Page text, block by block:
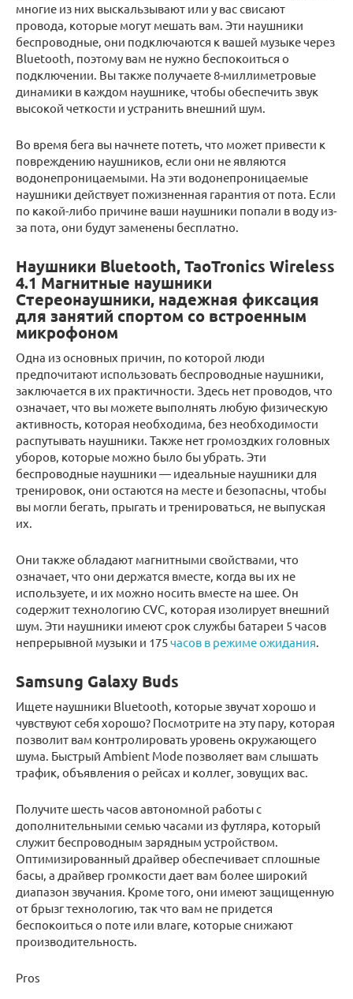
многие из них выскальзывают или у вас свисают
провода, которые могут мешать вам. Эти наушники
беспроводные, они подключаются к вашей музыке через
Bluetooth, поэтому вам не нужно беспокоиться о
подключении. Вы также получаете 8-миллиметровые
динамики в каждом наушнике, чтобы обеспечить звук
высокой четкости и устранить внешний шум.
Во время бега вы начнете потеть, что может привести к
повреждению наушников, если они не являются
водонепроницаемыми. На эти водонепроницаемые
наушники действует пожизненная гарантия от пота. Если
по какой-либо причине ваши наушники попали в воду из-
за пота, они будут заменены бесплатно.
Наушники Bluetooth, TaoTronics Wireless
4.1 Магнитные наушники
Стереонаушники, надежная фиксация
для занятий спортом со встроенным
микрофоном
Одна из основных причин, по которой люди
предпочитают использовать беспроводные наушники,
заключается в их практичности. Здесь нет проводов, что
означает, что вы можете выполнять любую физическую
активность, которая необходима, без необходимости
распутывать наушники. Также нет громоздких головных
уборов, которые можно было бы убрать. Эти
беспроводные наушники — идеальные наушники для
тренировок, они остаются на месте и безопасны, чтобы
вы могли бегать, прыгать и тренироваться, не выпуская
их.
Они также обладают магнитными свойствами, что
означает, что они держатся вместе, когда вы их не
используете, и их можно носить вместе на шее. Он
содержит технологию CVC, которая изолирует внешний
шум. Эти наушники имеют срок службы батареи 5 часов
непрерывной музыки и 175часов в режиме ожидания.
Samsung Galaxy Buds
Ищете наушники Bluetooth, которые звучат хорошо и
чувствуют себя хорошо? Посмотрите на эту пару, которая
позволит вам контролировать уровень окружающего
шума. Быстрый Ambient Mode позволяет вам слышать
трафик, объявления о рейсах и коллег, зовущих вас.
Получите шесть часов автономной работы с
дополнительными семью часами из футляра, который
служит беспроводным зарядным устройством.
Оптимизированный драйвер обеспечивает сплошные
басы, а драйвер громкости дает вам более широкий
диапазон звучания. Кроме того, они имеют защищенную
от брызг технологию, так что вам не придется
беспокоиться о поте или влаге, которые снижают
производительность.
Pros